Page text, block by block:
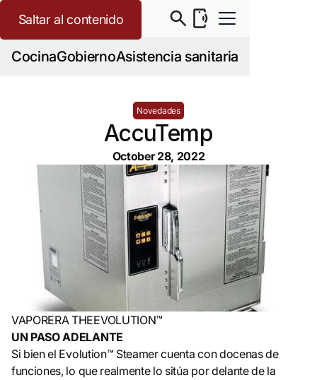
CocinaGobiernoAsistencia sanitaria
Saltar al contenido
Novedades
AccuTemp
October 28, 2022
VAPORERA THEEVOLUTION™
UN PASO ADELANTE
Si bien el Evolution™ Steamer cuenta con docenas de
funciones, lo que realmente lo sitúa por delante de la